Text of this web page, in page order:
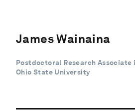
James Wainaina
Postdoctoral Research Associate
Ohio State University